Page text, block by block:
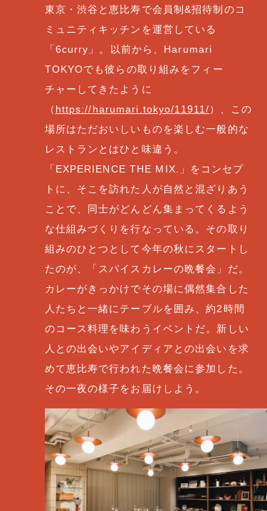
東京・渋谷と恵比寿で会員制&招待制のコ
ミュニティキッチンを運営している
「6curry」。以前から、Harumari
TOKYOでも彼らの取り組みをフィー
チャーしてきたように
（ https://harumari.tokyo/11911/）、この
場所はただおいしいものを楽しむ一般的な
レストランとはひと味違う。
「EXPERIENCE THE MIX.」をコンセプ
トに、そこを訪れた人が自然と混ざりあう
ことで、同士がどんどん集まってくるよう
な仕組みづくりを行なっている。その取り
組みのひとつとして今年の秋にスタートし
たのが、「スパイスカレーの晩餐会」だ。
カレーがきっかけでその場に偶然集合した
人たちと一緒にテーブルを囲み、約2時間
のコース料理を味わうイベントだ。新しい
人との出会いやアイディアとの出会いを求
めて恵比寿で行われた晩餐会に参加した。
その一夜の様子をお届けしよう。